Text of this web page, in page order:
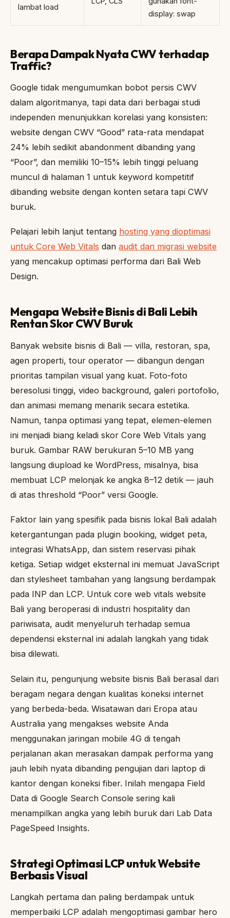
lambat load
display: swap
Berapa Dampak Nyata CWV terhadap
Traffic?
Google tidak mengumumkan bobot persis CWV
dalam algoritmanya, tapi data dari berbagai studi
independen menunjukkan korelasi yang konsisten:
website dengan CWV “Good” rata-rata mendapat
24% lebih sedikit abandonment dibanding yang
“Poor”, dan memiliki 10–15% lebih tinggi peluang
muncul di halaman 1 untuk keyword kompetitif
dibanding website dengan konten setara tapi CWV
buruk.
Pelajari lebih lanjut tentang hosting yang dioptimasi
untuk Core Web Vitals dan audit dan migrasi website
yang mencakup optimasi performa dari Bali Web
Design.
Mengapa Website Bisnis di Bali Lebih
Rentan Skor CWV Buruk
Banyak website bisnis di Bali — villa, restoran, spa,
agen properti, tour operator — dibangun dengan
prioritas tampilan visual yang kuat. Foto-foto
beresolusi tinggi, video background, galeri portofolio,
dan animasi memang menarik secara estetika.
Namun, tanpa optimasi yang tepat, elemen-elemen
ini menjadi biang keladi skor Core Web Vitals yang
buruk. Gambar RAW berukuran 5–10 MB yang
langsung diupload ke WordPress, misalnya, bisa
membuat LCP melonjak ke angka 8–12 detik — jauh
di atas threshold “Poor” versi Google.
Faktor lain yang spesifik pada bisnis lokal Bali adalah
ketergantungan pada plugin booking, widget peta,
integrasi WhatsApp, dan sistem reservasi pihak
ketiga. Setiap widget eksternal ini memuat JavaScript
dan stylesheet tambahan yang langsung berdampak
pada INP dan LCP. Untuk core web vitals website
Bali yang beroperasi di industri hospitality dan
pariwisata, audit menyeluruh terhadap semua
dependensi eksternal ini adalah langkah yang tidak
bisa dilewati.
Selain itu, pengunjung website bisnis Bali berasal dari
beragam negara dengan kualitas koneksi internet
yang berbeda-beda. Wisatawan dari Eropa atau
Australia yang mengakses website Anda
menggunakan jaringan mobile 4G di tengah
perjalanan akan merasakan dampak performa yang
jauh lebih nyata dibanding pengujian dari laptop di
kantor dengan koneksi fiber. Inilah mengapa Field
Data di Google Search Console sering kali
menampilkan angka yang lebih buruk dari Lab Data
PageSpeed Insights.
Strategi Optimasi LCP untuk Website
Berbasis Visual
Langkah pertama dan paling berdampak untuk
memperbaiki LCP adalah mengoptimasi gambar hero